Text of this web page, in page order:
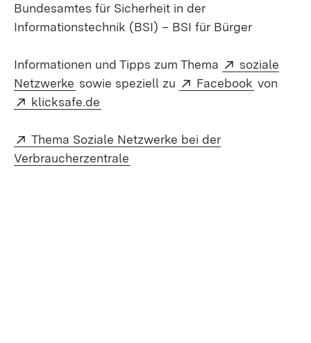
Bundesamtes für Sicherheit in der
Informationstechnik (BSI) – BSI für Bürger
Informationen und Tipps zum Thema Extern:
soziale
Netzwerke (Öffnet in neuem Fenster)
sowie speziell zu Extern:
Facebook (Öffnet
von
Extern:
klicksafe.de
Extern:
Thema Soziale Netzwerke bei der
Verbraucherzentrale